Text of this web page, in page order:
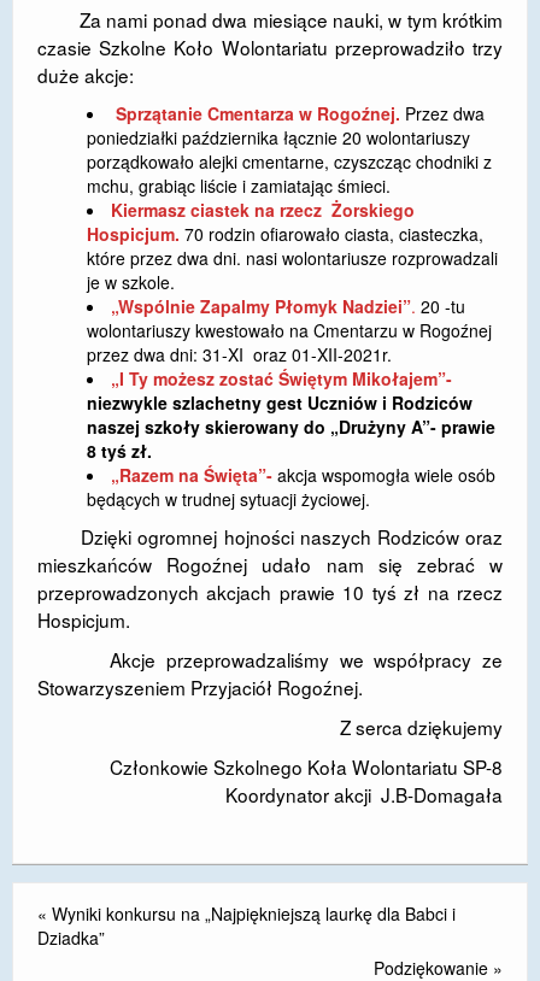
GALERIA
DOSTĘPNOŚĆ
POLITYKA PRYWATNOŚCI
RODO
EGZAMIN ÓSMOKLASISTY
STANDARDY OCHRONY MAŁOLETNICH
PROJEKT ,,SZKOŁY Z JAKOŚCIĄ – ROZWÓJ
KSZTAŁCENIA OGÓLNEGO NA TERENIE MIASTA
ŻORY”
REKRUTACJA 2026/2027
mLegitymacja
Za nami ponad dwa miesiące nauki, w tym krótkim
czasie Szkolne Koło Wolontariatu przeprowadziło trzy
duże akcje:
Sprzątanie Cmentarza w Rogoźnej. Przez dwa
poniedziałki października łącznie 20 wolontariuszy
porządkowało alejki cmentarne, czyszcząc chodniki z
mchu, grabiąc liście i zamiatając śmieci.
Kiermasz ciastek na rzecz Żorskiego
Hospicjum. 70 rodzin ofiarowało ciasta, ciasteczka,
które przez dwa dni. nasi wolontariusze rozprowadzali
je w szkole.
„Wspólnie Zapalmy Płomyk Nadziei”. 20 -tu
wolontariuszy kwestowało na Cmentarzu w Rogoźnej
przez dwa dni: 31-XI oraz 01-XII-2021r.
„I Ty możesz zostać Świętym Mikołajem”-
niezwykle szlachetny gest Uczniów i Rodziców
naszej szkoły skierowany do „Drużyny A”- prawie
8 tyś zł.
„Razem na Święta”- akcja wspomogła wiele osób
będących w trudnej sytuacji życiowej.
Dzięki ogromnej hojności naszych Rodziców oraz
mieszkańców Rogoźnej udało nam się zebrać w
przeprowadzonych akcjach prawie 10 tyś zł na rzecz
Hospicjum.
Akcje przeprowadzaliśmy we współpracy ze
Stowarzyszeniem Przyjaciół Rogoźnej.
Z serca dziękujemy
Członkowie Szkolnego Koła Wolontariatu SP-8
Koordynator akcji J.B-Domagała
« Wyniki konkursu na „Najpiękniejszą laurkę dla Babci i
Dziadka”
Podziękowanie »